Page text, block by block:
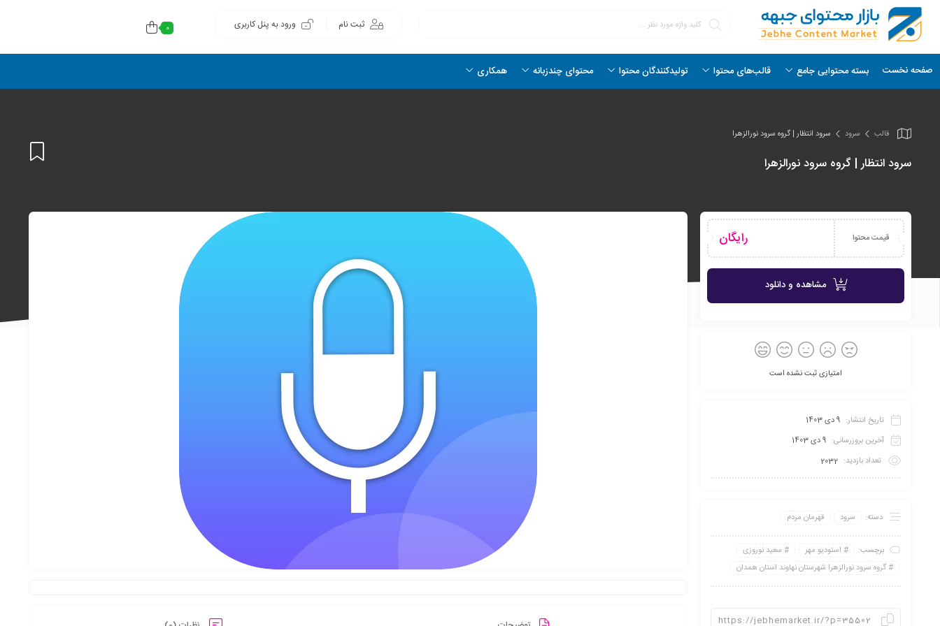
ثبت نام ورود به پنل کاربری 0
صفحه نخست بسته محتوایی جامع قالب‌های محتوا تولیدکنندگان محتوا محتوای چندزبانه همکاری
قالب سرود سرود انتظار | گروه سرود نورالزهرا
سرود انتظار | گروه سرود نورالزهرا
قیمت محتوا رایگان
مشاهده و دانلود
امتیازی ثبت نشده است
تاریخ انتشار: 9 دی 1403
آخرین بروزرسانی: 9 دی 1403
تعداد بازدید: 2032
دسته: سرود قهرمان مردم
برچسب: استودیو مهر
سعید نوروزی
گروه سرود نورالزهرا شهرستان نهاوند استان همدان